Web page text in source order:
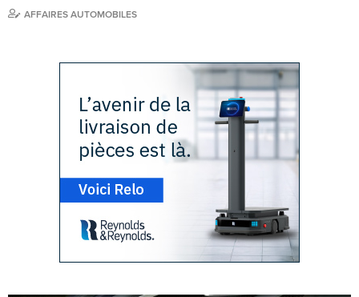
AFFAIRES AUTOMOBILES